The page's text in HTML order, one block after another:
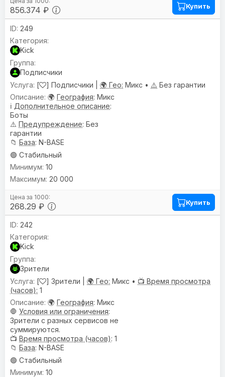
856.374 ₽ Купить
249
Kick
Подписчики
[
] Подписчики | 🌍 Гео: Микс • ⚠️ Без гарантии
🌍 География: Микс
ℹ️ Дополнительное описание:
Боты
⚠️ Предупреждениe: Без
гарантии
📁 База: N-BASE
🟢 Стабильный
268.29 ₽
10
20 000
Купить
242
Kick
Зрители
[
] Зрители | 🌍 Гео: Микс • 📺 Время просмотра
(часов): 1
🌍 География: Микс
🛑 Условия или ограничения:
Зрители с разных сервисов не
суммируются.
📺 Время просмотра (часов): 1
📁 База: N-BASE
🟢 Стабильный
10